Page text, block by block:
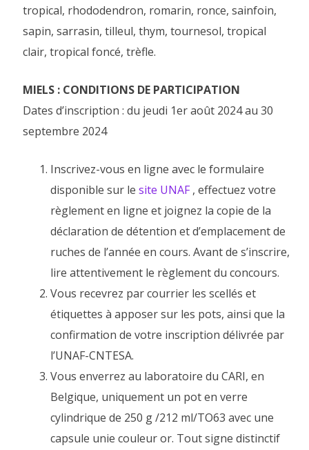
tropical, rhododendron, romarin, ronce, sainfoin,
sapin, sarrasin, tilleul, thym, tournesol, tropical
clair, tropical foncé, trèfle.
MIELS : CONDITIONS DE PARTICIPATION
Dates d’inscription : du jeudi 1er août 2024 au 30
septembre 2024
Inscrivez-vous en ligne avec le formulaire
disponible sur le site UNAF, effectuez votre
règlement en ligne et joignez la copie de la
déclaration de détention et d’emplacement de
ruches de l’année en cours. Avant de s’inscrire,
lire attentivement le règlement du concours.
Vous recevrez par courrier les scellés et
étiquettes à apposer sur les pots, ainsi que la
confirmation de votre inscription délivrée par
l’UNAF-CNTESA.
Vous enverrez au laboratoire du CARI, en
Belgique, uniquement un pot en verre
cylindrique de 250 g /212 ml/TO63 avec une
capsule unie couleur or. Tout signe distinctif